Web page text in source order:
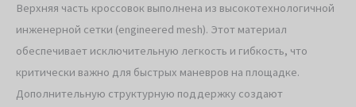
Верхняя часть кроссовок выполнена из высокотехнологичной
инженерной сетки (engineered mesh). Этот материал
обеспечивает исключительную легкость и гибкость, что
критически важно для быстрых маневров на площадке.
Дополнительную структурную поддержку создают